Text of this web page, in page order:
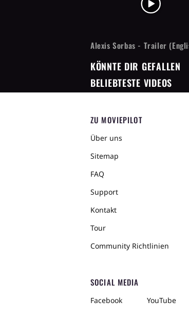
Alexis Sorbas - Trailer
KÖNNTE DIR GEFALLEN
BELIEBTESTE VIDEOS
ZU MOVIEPILOT
Über uns
Sitemap
FAQ
Support
Kontakt
Tour
Community Richtlinien
SOCIAL MEDIA
Facebook YouTube